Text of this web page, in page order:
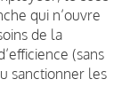
qui n’ouvre
de la
(sans
sanctionner les